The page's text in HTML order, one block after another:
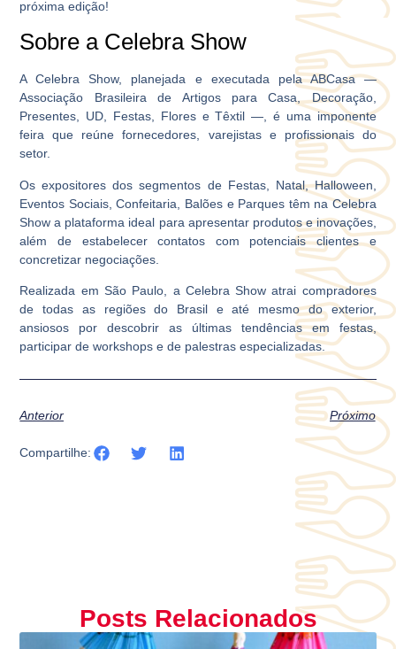
próxima edição!
Sobre a Celebra Show
A Celebra Show, planejada e executada pela ABCasa ―
Associação Brasileira de Artigos para Casa, Decoração,
Presentes, UD, Festas, Flores e Têxtil ―, é uma imponente
feira que reúne fornecedores, varejistas e profissionais do
setor.
Os expositores dos segmentos de Festas, Natal, Halloween,
Eventos Sociais, Confeitaria, Balões e Parques têm na Celebra
Show a plataforma ideal para apresentar produtos e inovações,
além de estabelecer contatos com potenciais clientes e
concretizar negociações.
Realizada em São Paulo, a Celebra Show atrai compradores
de todas as regiões do Brasil e até mesmo do exterior,
ansiosos por descobrir as últimas tendências em festas,
participar de workshops e de palestras especializadas.
Anterior Próximo
Compartilhe:
Posts Relacionados